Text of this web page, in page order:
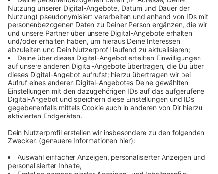
schützen, soll der Neubau um mindestens 30
Zentimeter angehoben werden. Zusätzlich will die
Stadt die Pausenhalle abreißen und das Spielgelände
hinter der Kita soll mit einer Brücke verbunden werden.
Photovoltaikanlagen auf dem Dach sorgen laut Plan
für den eigenen Strom. Dazu ist ein Gründach geplant
und eine Lüftungsanlage mit Wärmerückgewinnung.
Der gesamte Neubau und die Sanierung kosten um die
4,8 Millionen Euro und werden über den
Wiederaufbauplan von Bund und Land finanziert.
Anzeige